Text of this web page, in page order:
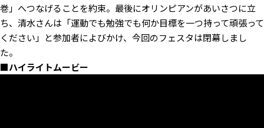
巻」へつなげることを約束。最後にオリンピアンがあいさつに立
ち、清水さんは「運動でも勉強でも何か目標を一つ持って頑張って
ください」と参加者によびかけ、今回のフェスタは閉幕しまし
た。
■ハイライトムービー